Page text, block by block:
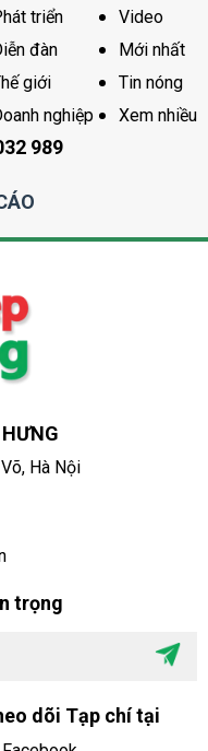
triển
đàn
giới
nghiệp
Video
Mới nhất
Tin nóng
Xem nhiều
989
Hà Nội
trọng
dõi Tạp chí tại